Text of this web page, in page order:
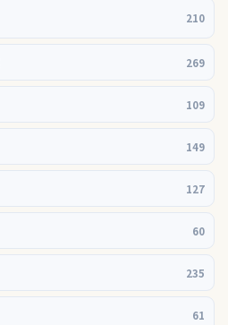
210
269
109
149
127
60
235
61